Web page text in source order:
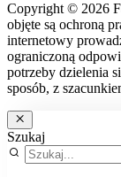
Copyright © 2026
objęte są ochroną
internetowy
ograniczoną
potrzeby dzielenia
sposób, z
Szukaj